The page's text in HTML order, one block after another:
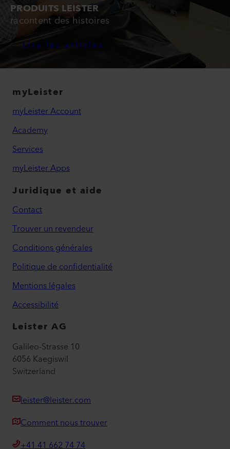
PRODUITS LEISTER
racontent des histoires
Lire les articles
myLeister
myLeister Account
Academy
Services
myLeister Apps
Juridique et aide
Contact
Trouver un revendeur
Conditions générales
Politique de confidentialité
Mentions légales
Accessibilité
Leister AG
Galileo-Strasse 10
6056 Kaegiswil
Switzerland
leister@leister.com
Comment nous trouver
+41 41 662 74 74